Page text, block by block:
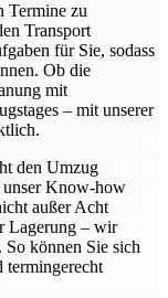
Termine zu
Transport
für Sie, sodass
Ob die
mit
– mit unserer
den Umzug
unser Know-how
außer Acht
Lagerung – wir
können Sie sich
termingerecht